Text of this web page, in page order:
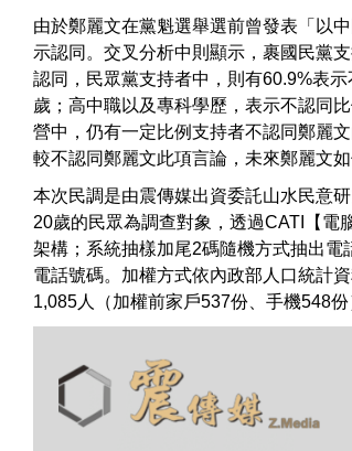
由於鄭麗文在黨魁選舉選前曾發表「以
示認同。交叉分析中則顯示，裹國民黨
認同，民眾黨支持者中，則有60.9%表
歲；高中職以及專科學歷，表示不認同
營中，仍有一定比例支持者不認同鄭麗
較不認同鄭麗文此項言論，未來鄭麗文
本次民調是由震傳媒出資委託山水民意
20歲的民眾為調查對象，透過CATI【電
架構；系統抽樣加尾2碼隨機方式抽出
電話號碼。加權方式依內政部人口統計
1,085人（加權前家戶537份、手機548